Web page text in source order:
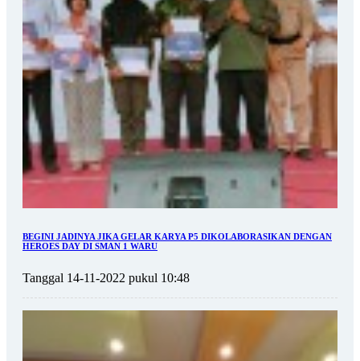
BEGINI JADINYA JIKA GELAR KARYA P5 DIKOLABORASIKAN DENGAN
HEROES DAY DI SMAN 1 WARU
Tanggal 14-11-2022 pukul 10:48